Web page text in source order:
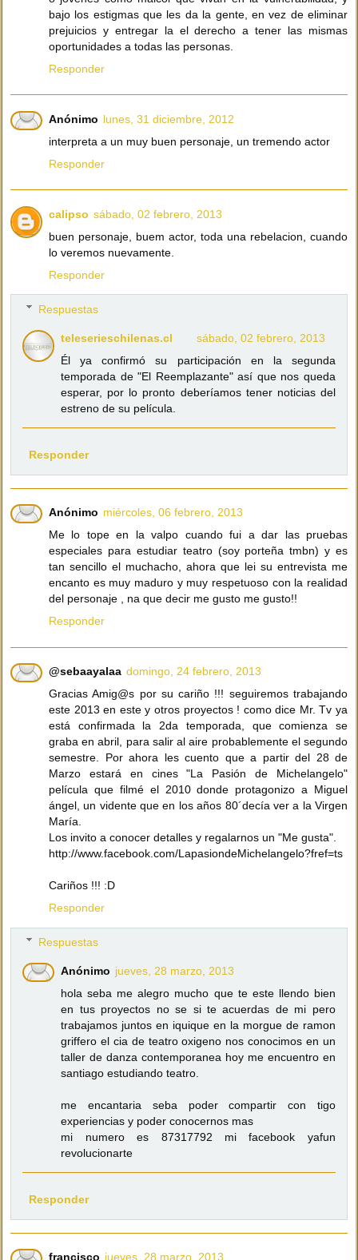
bajo los estigmas que les da la gente, en vez de eliminar
prejuicios y entregar la el derecho a tener las mismas
oportunidades a todas las personas.
Responder
Anónimo lunes, 31 diciembre, 2012
interpreta a un muy buen personaje, un tremendo actor
Responder
calipso sábado, 02 febrero, 2013
buen personaje, buem actor, toda una rebelacion, cuando
lo veremos nuevamente.
Responder
Respuestas
teleserieschilenas.cl
sábado, 02 febrero, 2013
Él ya confirmó su participación en la segunda
temporada de "El Reemplazante" así que nos queda
esperar, por lo pronto deberíamos tener noticias del
estreno de su película.
Responder
Anónimo miércoles, 06 febrero, 2013
Me lo tope en la valpo cuando fui a dar las pruebas
especiales para estudiar teatro (soy porteña tmbn) y es
tan sencillo el muchacho, ahora que lei su entrevista me
encanto es muy maduro y muy respetuoso con la realidad
del personaje , na que decir me gusto me gusto!!
Responder
@sebaayalaa domingo, 24 febrero, 2013
Gracias Amig@s por su cariño !!! seguiremos trabajando
este 2013 en este y otros proyectos ! como dice Mr. Tv ya
está confirmada la 2da temporada, que comienza se
graba en abril, para salir al aire probablemente el segundo
semestre. Por ahora les cuento que a partir del 28 de
Marzo estará en cines "La Pasión de Michelangelo"
película que filmé el 2010 donde protagonizo a Miguel
ángel, un vidente que en los años 80´decía ver a la Virgen
María.
Los invito a conocer detalles y regalarnos un "Me gusta".
http://www.facebook.com/LapasiondeMichelangelo?fref=ts
Cariños !!! :D
Responder
Respuestas
Anónimo jueves, 28 marzo, 2013
hola seba me alegro mucho que te este llendo bien
en tus proyectos no se si te acuerdas de mi pero
trabajamos juntos en iquique en la morgue de ramon
griffero el cia de teatro oxigeno nos conocimos en un
taller de danza contemporanea hoy me encuentro en
santiago estudiando teatro.
me encantaria seba poder compartir con tigo
experiencias y poder conocernos mas
mi numero es 87317792 mi facebook yafun
revolucionarte
Responder
francisco jueves, 28 marzo, 2013